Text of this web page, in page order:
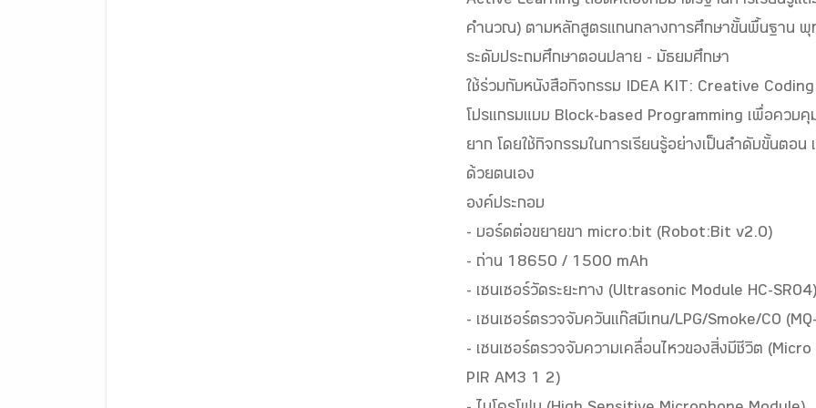
คำนวณ) ตามหลักสูตรแกนกลางการศึกษาขั้นพื้นฐาน
ระดับประถมศึกษาตอนปลาย - มัธยมศึกษา
ใช้ร่วมกับหนังสือกิจกรรม IDEA KIT: Creative
โปรแกรมแบบ Block-based Programming เพื่อควบคุ
ยาก โดยใช้กิจกรรมในการเรียนรู้อย่างเป็นลำดับขั้นตอ
ด้วยตนเอง
องค์ประกอบ
- บอร์ดต่อขยายขา micro:bit (Robot:Bit v2.0)
- ถ่าน 18650 / 1500 mAh
- เซนเซอร์วัดระยะทาง (Ultrasonic Module HC-SR04)
- เซนเซอร์ตรวจจับควันแก๊สมีเทน/LPG/Smoke/CO
- เซนเซอร์ตรวจจับความเคลื่อนไหวของสิ่งมีชีวิต
PIR AM3 1 2)